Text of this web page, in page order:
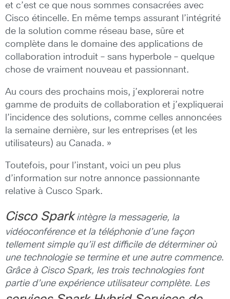
et c’est ce que nous sommes consacrées avec
Cisco étincelle. En même temps assurant l’intégrité
de la solution comme réseau base, sûre et
complète dans le domaine des applications de
collaboration introduit – sans hyperbole – quelque
chose de vraiment nouveau et passionnant.
Au cours des prochains mois, j’explorerai notre
gamme de produits de collaboration et j’expliquerai
l’incidence des solutions, comme celles annoncées
la semaine dernière, sur les entreprises (et les
utilisateurs) au Canada. »
Toutefois, pour l’instant, voici un peu plus
d’information sur notre annonce passionnante
relative à Cusco Spark.
Cisco Sparkintègre la messagerie, la
vidéoconférence et la téléphonie d’une façon
tellement simple qu’il est difficile de déterminer où
une technologie se termine et une autre commence.
Grâce à Cisco Spark, les trois technologies font
partie d’une expérience utilisateur complète. Les